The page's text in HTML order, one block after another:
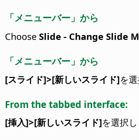
「メニューバー」から
Choose Slide - Change Slide
「メニューバー」から
[スライド]>[新しいスライド]を選
From the tabbed interface:
[挿入]>[新しいスライド]を選択し